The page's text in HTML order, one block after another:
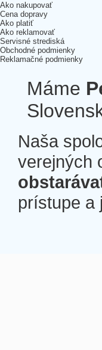
Ako nakupovať
Cena dopravy
Ako platiť
Ako reklamovať
Servisné strediská
Obchodné podmienky
Reklamačné podmienky
Máme
Naša
verejných
prístupe a